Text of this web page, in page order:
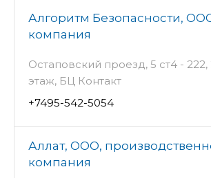
Алгоритм Безопасности,
компания
Остаповский проезд, 5 ст4 - 222,
этаж, БЦ Контакт
+7495-542-5054
Аллат, ООО,
компания